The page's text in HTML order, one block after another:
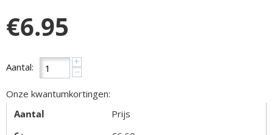
€6.95
Aantal: +
−
Onze kwantumkortingen:
Aantal
Prijs